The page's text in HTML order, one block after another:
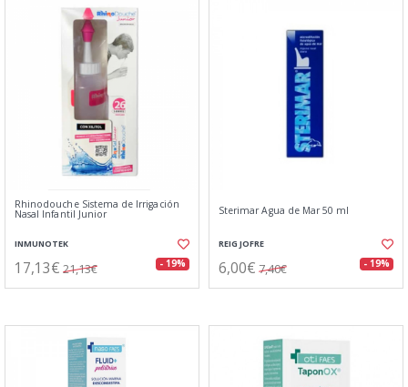
Rhinodouche Sistema de Irrigación
Nasal Infantil Junior
INMUNOTEK
17,13€ 21,13€ - 19%
Sterimar Agua de Mar 50 ml
REIG JOFRE
6,00€ 7,40€ - 19%